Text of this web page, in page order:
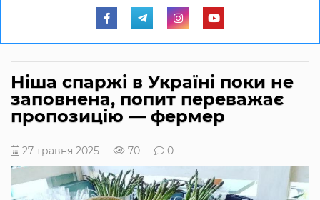
Ніша спаржі в Україні поки не
заповнена, попит переважає
пропозицію — фермер
27 травня 2025 70 0